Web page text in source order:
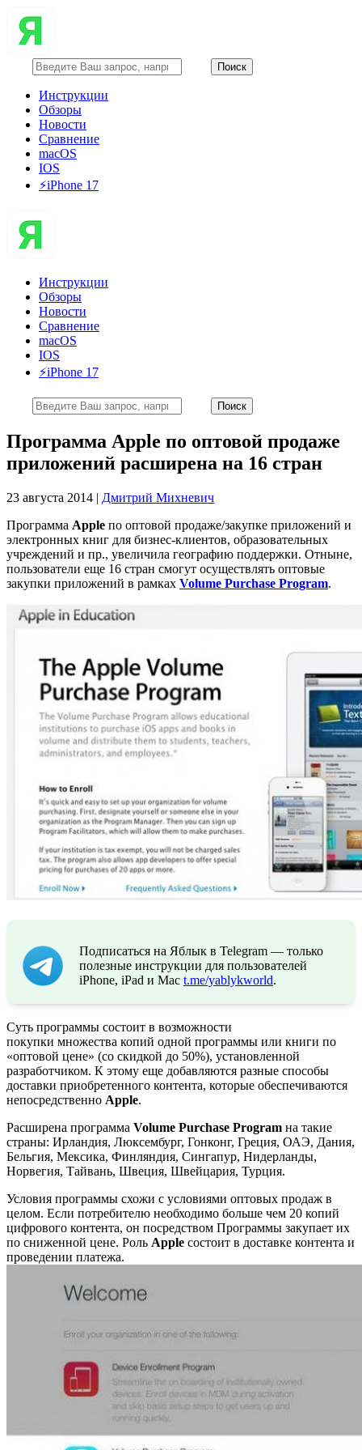
Инструкции
Обзоры
Новости
Сравнение
macOS
IOS
⚡️iPhone 17
Инструкции
Обзоры
Новости
Сравнение
macOS
IOS
⚡️iPhone 17
Программа Apple по оптовой продаже
приложений расширена на 16 стран
23 августа 2014 | Дмитрий Михневич
Программа Apple по оптовой продаже/закупке приложений и
электронных книг для бизнес-клиентов, образовательных
учреждений и пр., увеличила географию поддержки. Отныне,
пользователи еще 16 стран смогут осуществлять оптовые
закупки приложений в рамках Volume Purchase Program.
Подписаться на Яблык в Telegram — только
полезные инструкции для пользователей
iPhone, iPad и Mac t.me/yablykworld.
Суть программы состоит в возможности
покупки множества копий одной программы или книги по
«оптовой цене» (со скидкой до 50%), установленной
разработчиком. К этому еще добавляются разные способы
доставки приобретенного контента, которые обеспечиваются
непосредственно Apple.
Расширена программа Volume Purchase Program на такие
страны: Ирландия, Люксембург, Гонконг, Греция, ОАЭ, Дания,
Бельгия, Мексика, Финляндия, Сингапур, Нидерланды,
Норвегия, Тайвань, Швеция, Швейцария, Турция.
Условия программы схожи с условиями оптовых продаж в
целом. Если потребителю необходимо больше чем 20 копий
цифрового контента, он посредством Программы закупает их
по сниженной цене. Роль Apple состоит в доставке контента и
проведении платежа.